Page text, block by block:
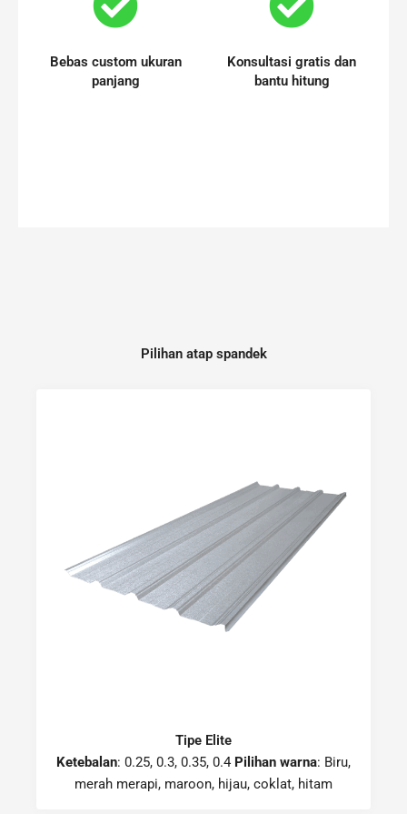
Bebas custom ukuran
panjang
Konsultasi gratis dan
bantu hitung
Pilihan atap spandek
Tipe Elite
Ketebalan: 0.25, 0.3, 0.35, 0.4 Pilihan warna: Biru,
merah merapi, maroon, hijau, coklat, hitam